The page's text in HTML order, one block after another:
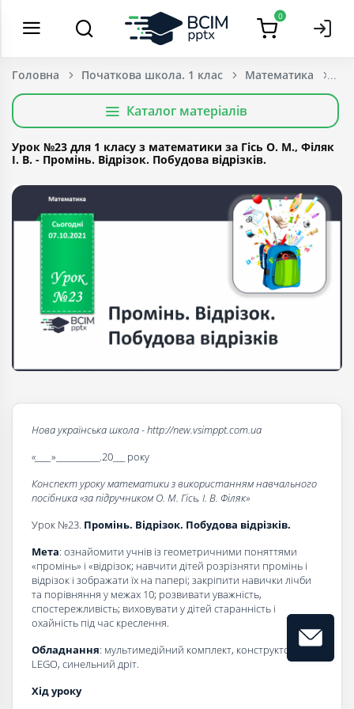
0
Головна Початкова школа. 1 клас Математика
Каталог матеріалів
Урок №23 для 1 класу з математики за Гісь О. М., Філяк
І. В. - Промінь. Відрізок. Побудова відрізків.
Нова українська школа - http://new.vsimppt.com.ua
«____ »___________.20___ року
Конспект уроку математики з використанням навчального
посібника «за підручником О. М. Гісь, І. В. Філяк»
Урок №23. Промінь. Відрізок. Побудова відрізків.
Мета: ознайомити учнів із геометричними поняттями
«промінь» і «відрізок; навчити дітей розрізняти промінь і
відрізок і зображати їх на папері; закріпити навички лічби
та порівняння у межах 10; розвивати уважність,
спостережливість; виховувати у дітей старанність і
охайність під час креслення.
Обладнання: мультимедійний комплект, конструктор
LEGO, синельний дріт.
Хід уроку